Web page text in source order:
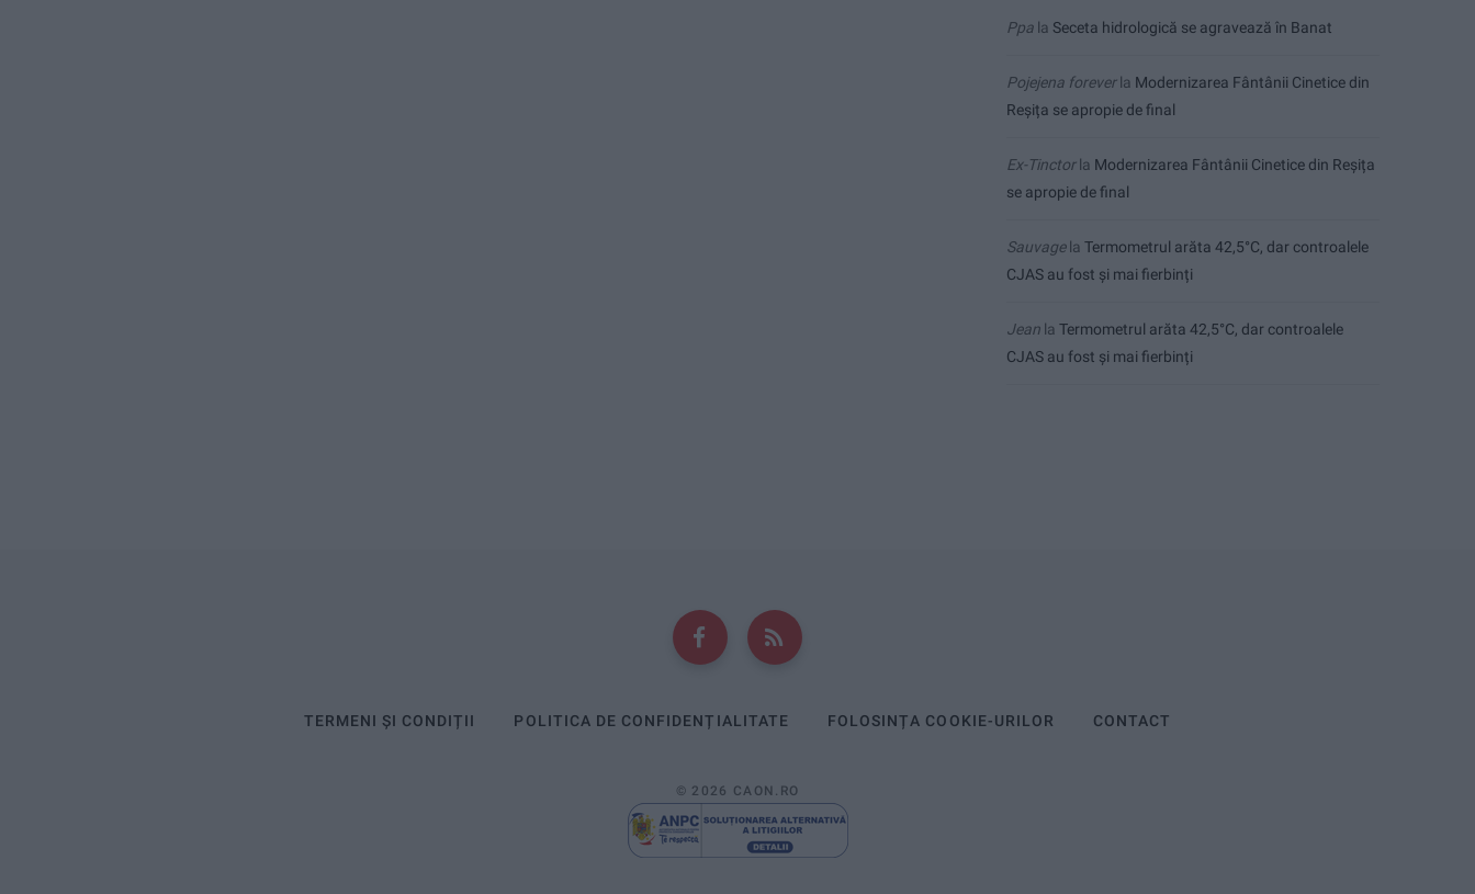
Ppa la Seceta hidrologică se agravează în Banat
Pojejena foreverla Modernizarea Fântânii Cinetice din
Reșița se apropie de final
Ex-Tinctorla Modernizarea Fântânii Cinetice din Reșița
se apropie de final
Sauvagela Termometrul arăta 42,5°C, dar controalele
CJAS au fost și mai fierbinți
Jean la Termometrul arăta 42,5°C, dar controalele
CJAS au fost și mai fierbinți
TERMENI ȘI CONDIȚII POLITICA DE CONFIDENȚIALITATE FOLOSINȚA COOKIE-URILOR CONTACT
© 2026 CAON.RO